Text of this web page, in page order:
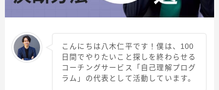
こんにちは八木仁平です！僕は、100
日間でやりたいこと探しを終わらせる
コーチングサービス「自己理解プログ
ラム」の代表として活動しています。